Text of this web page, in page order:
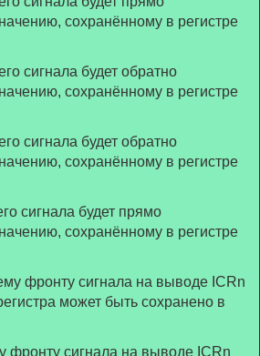
сохранённому в регистре
сохранённому в регистре
сохранённому в регистре
сохранённому в регистре
может быть сохранено в